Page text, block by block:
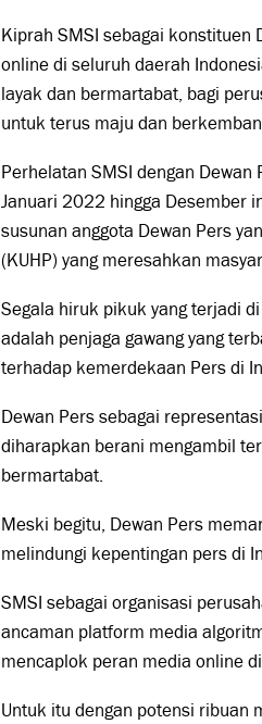
Kiprah SMSI sebagai konstituen
online di seluruh daerah
layak dan bermartabat, bagi
untuk terus maju dan
Perhelatan SMSI dengan
Januari 2022 hingga Desember
susunan anggota Dewan Pers
(KUHP) yang meresahkan
Segala hiruk pikuk yang terjadi
adalah penjaga gawang yang
terhadap kemerdekaan Pers di
Dewan Pers sebagai
diharapkan berani mengambil
bermartabat.
Meski begitu, Dewan Pers
melindungi kepentingan pers di
SMSI sebagai organisasi
ancaman platform media
mencaplok peran media online
Untuk itu dengan potensi ribuan